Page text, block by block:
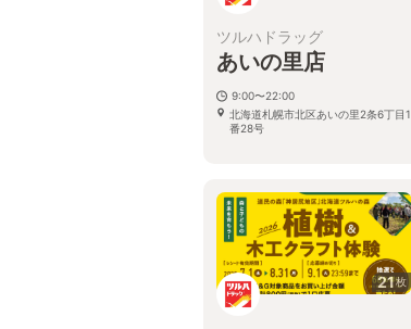
ツルハドラッグ
あいの里店
9:00〜22:00
北海道札幌市北区あいの里2条6丁目1
番28号
21枚